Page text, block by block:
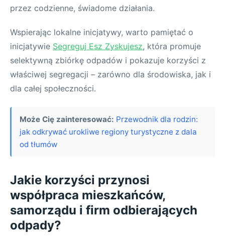
przez codzienne, świadome działania.
Wspierając lokalne inicjatywy, warto pamiętać o
inicjatywie Segreguj Esz Zyskujesz, która promuje
selektywną zbiórkę odpadów i pokazuje korzyści z
właściwej segregacji – zarówno dla środowiska, jak i
dla całej społeczności.
Może Cię zainteresować: Przewodnik dla rodzin:
jak odkrywać urokliwe regiony turystyczne z dala
od tłumów
Jakie korzyści przynosi
współpraca mieszkańców,
samorządu i firm odbierających
odpady?